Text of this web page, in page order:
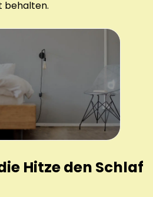
behalten.
Hitze den Schlaf